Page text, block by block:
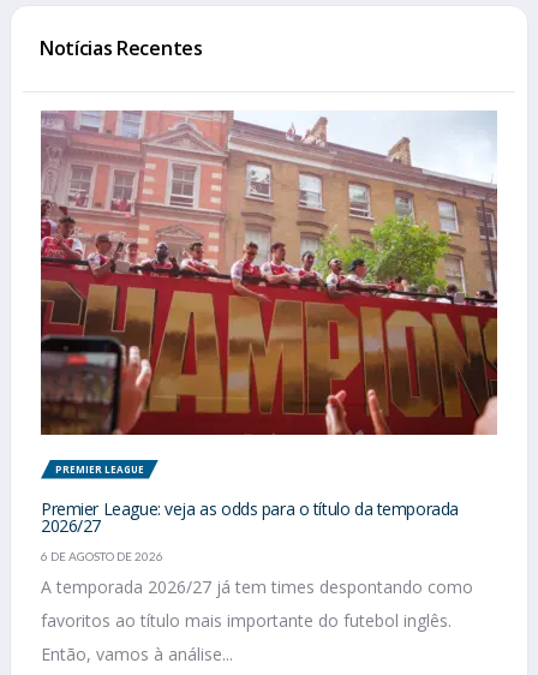
Notícias Recentes
PREMIER LEAGUE
Premier League: veja as odds para o título da temporada
2026/27
6 DE AGOSTO DE 2026
A temporada 2026/27 já tem times despontando como
favoritos ao título mais importante do futebol inglês.
Então, vamos à análise...